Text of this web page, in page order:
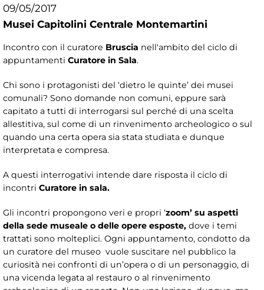
09/05/2017
Musei Capitolini Centrale Montemartini
Incontro con il curatore Bruscia nell'ambito del ciclo di
appuntamenti Curatore in Sala.
Chi sono i protagonisti del ‘dietro le quinte’ dei musei
comunali? Sono domande non comuni, eppure sarà
capitato a tutti di interrogarsi sul perché di una scelta
allestitiva, sul come di un rinvenimento archeologico o sul
quando una certa opera sia stata studiata e dunque
interpretata e compresa.
A questi interrogativi intende dare risposta il ciclo di
incontri Curatore in sala.
Gli incontri propongono veri e propri ‘zoom’ su aspetti
della sede museale o delle opere esposte, dove i temi
trattati sono molteplici. Ogni appuntamento, condotto da
un curatore del museo vuole suscitare nel pubblico la
curiosità nei confronti di un’opera o di un personaggio, di
una vicenda legata al restauro o al rinvenimento